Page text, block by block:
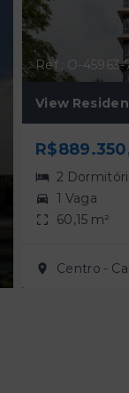
Ref.: O-
View
2
1 Vaga
60,15 m²
Centro -